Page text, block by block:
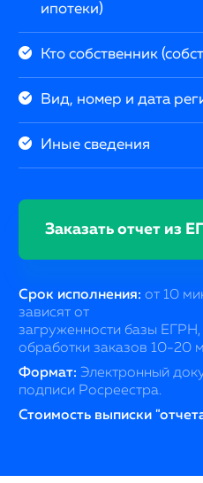
ипотеки)
Кто собственник
Вид, номер и дата
Иные сведения
Заказать отчет из
Срок исполнения: от 10
зависят от
загруженности базы
обработки заказов 10-20
Формат: Электронный
подписи Росреестра.
Стоимость выписки